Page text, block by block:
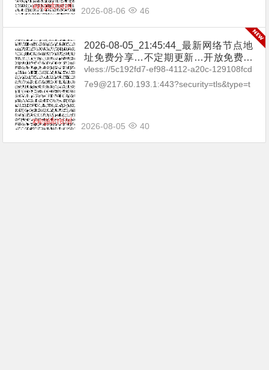
2026-08-06 46
2026-08-05_21:45:44_最新网络节点地
址免费分享…不定期更新…开放免费分
享（网络免费节点香港|日本|韩国|新加
坡|台湾|马来西亚|…
vless://5c192fd7-ef98-4112-a20c-129108fcd
7e9@217.60.193.1:443?security=tls&type=t
2026-08-05 40